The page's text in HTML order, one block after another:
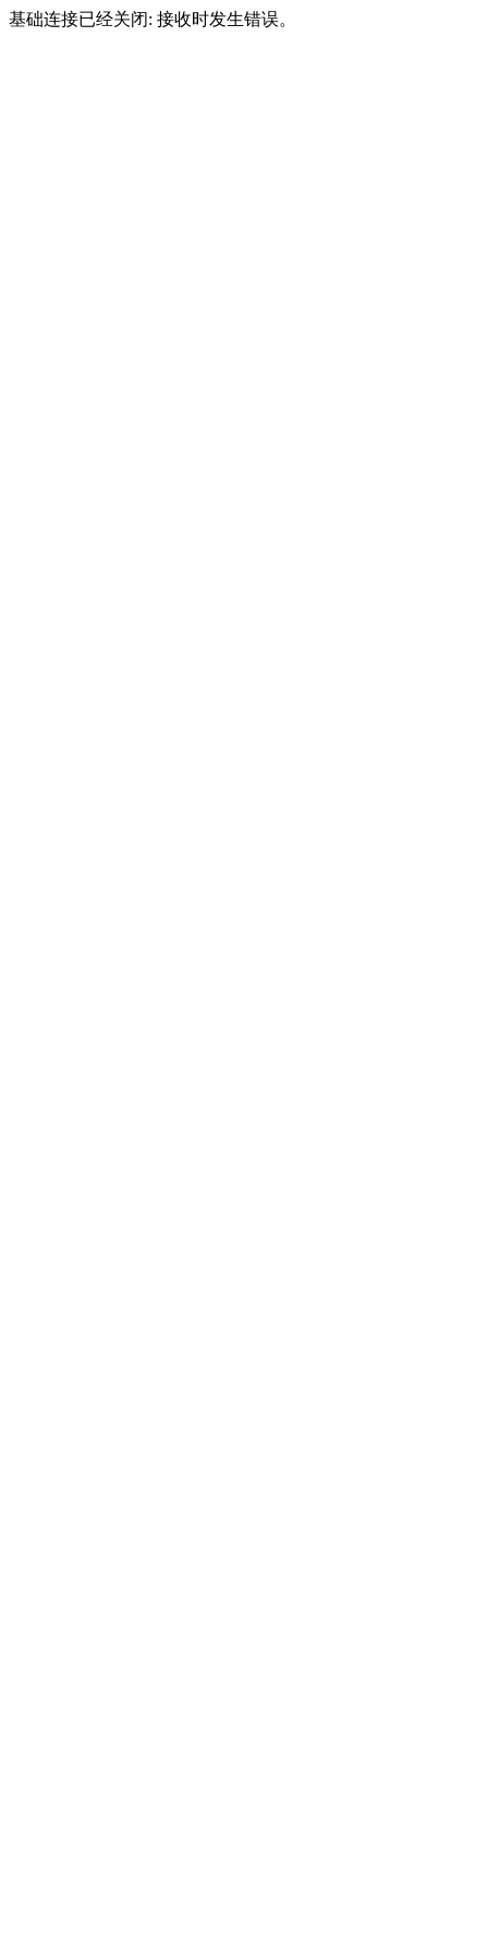
基础连接已经关闭: 接收时发生错误。